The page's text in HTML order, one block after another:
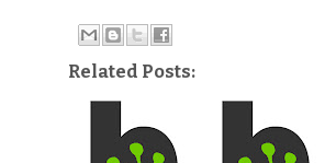
Related Posts: